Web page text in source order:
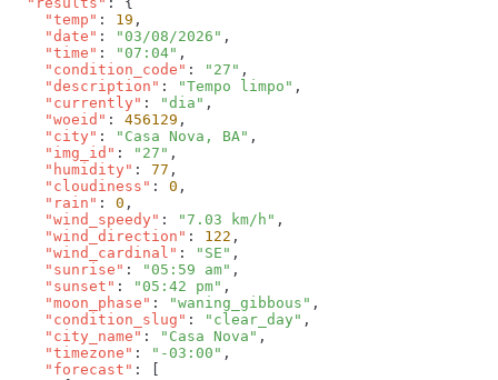
    "temp"
: 19
    "date"
: "03/08/2026"
    "time"
: "07:04"
    "condition_code"
: "27"
    "description"
: "Tempo limpo"
    "currently"
: "dia"
    "woeid"
: 456129
    "city"
: "Casa Nova, BA"
    "img_id"
: "27"
    "humidity"
: 77
    "cloudiness"
: 0
    "rain"
: 0
    "wind_speedy"
: "7.03 km/h"
    "wind_direction"
: 122
    "wind_cardinal"
: "SE"
    "sunrise"
: "05:59 am"
    "sunset"
: "05:42 pm"
    "moon_phase"
: "waning_gibbous"
    "condition_slug"
: "clear_day"
    "city_name"
: "Casa Nova"
    "timezone"
: "-03:00"
    "forecast"